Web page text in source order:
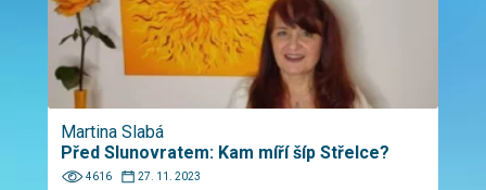
Martina Slabá
Před Slunovratem: Kam míří šíp Střelce?
4616 27. 11. 2023